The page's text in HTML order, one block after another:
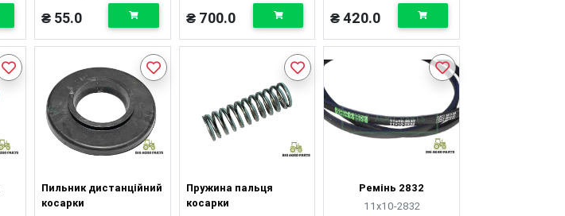
₴ 55.0 ₴ 700.0 ₴ 420.0
Пильник дистанційний
косарки
Пружина пальця
косарки
Ремінь 2832
11х10-2832